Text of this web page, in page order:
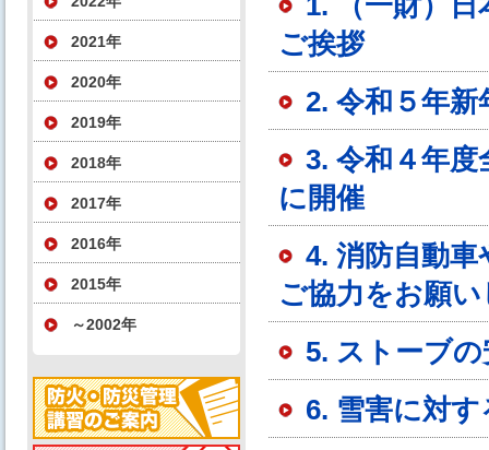
2021年
2020年
2019年
2018年
2017年
2016年
2015年
～2002年
ご挨拶
2. 令和５年
3. 令和４年
に開催
4. 消防自動
ご協力をお願
5. ストーブ
6. 雪害に対